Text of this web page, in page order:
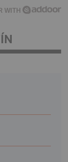
WITH